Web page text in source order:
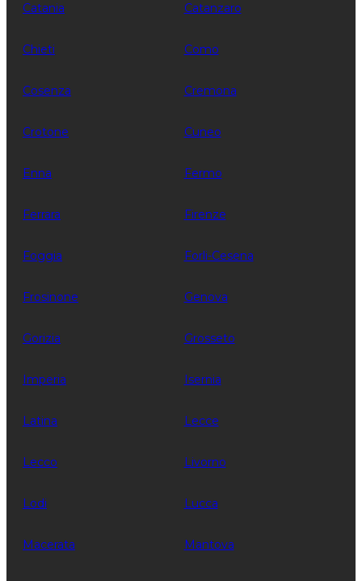
Catania Catanzaro
Chieti Como
Cosenza Cremona
Crotone Cuneo
Enna Fermo
Ferrara Firenze
Foggia Forli-Cesena
Frosinone Genova
Gorizia Grosseto
Imperia Isernia
Latina Lecce
Lecco Livorno
Lodi Lucca
Macerata Mantova